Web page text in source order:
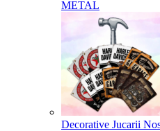
METAL
Decorative Jucarii